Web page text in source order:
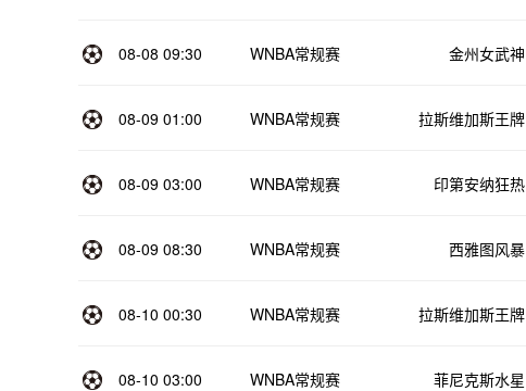
08-08 09:30 WNBA常规赛 金州女武神
08-09 01:00 WNBA常规赛 拉斯维加斯王牌
08-09 03:00 WNBA常规赛 印第安纳狂热
08-09 08:30 WNBA常规赛 西雅图风暴
08-10 00:30 WNBA常规赛 拉斯维加斯王牌
08-10 03:00 WNBA常规赛 菲尼克斯水星